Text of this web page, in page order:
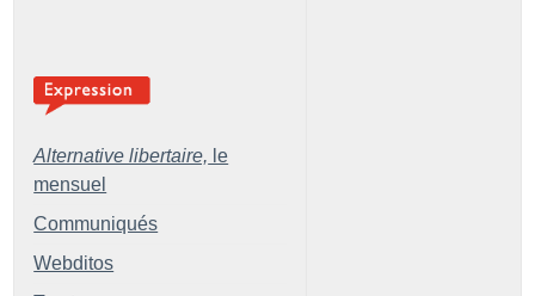
Alternative libertaire, le
mensuel
Communiqués
Webditos